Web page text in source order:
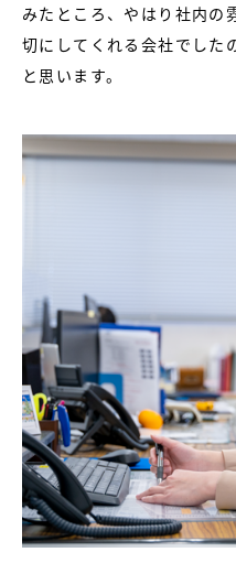
みたところ、やはり社内の
切にしてくれる会社でした
と思います。